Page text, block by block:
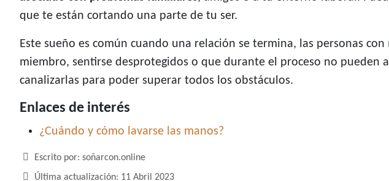
que te están cortando una parte de tu ser.
Este sueño es común cuando una relación se termina, las personas
miembro, sentirse desprotegidos o que durante el proceso no pueden
canalizarlas para poder superar todos los obstáculos.
Enlaces de interés
¿Cuándo y cómo lavarse las manos?
Detalles
Escrito por: soñarcon.online
Última actualización: 11 Abril 2023